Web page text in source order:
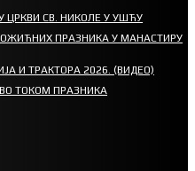
СВ. НИКОЛЕ У УШЋУ
ПРАЗНИКА У МАНАСТИРУ
И ТРАКТОРА 2026. (ВИДЕО)
ТОКОМ ПРАЗНИКА